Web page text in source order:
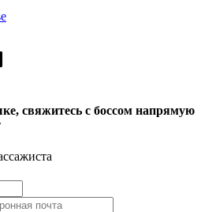
свяжитесь с боссом напрямую